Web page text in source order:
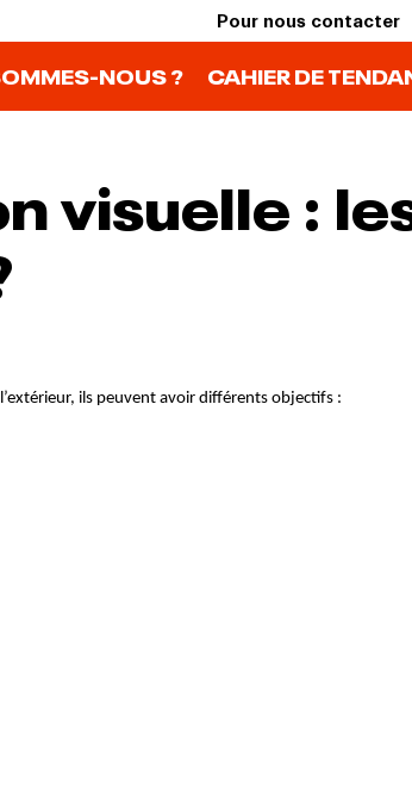
Pour nous contacter
NOUS ? CAHIER DE
visuelle :
ils peuvent avoir différents objectifs :